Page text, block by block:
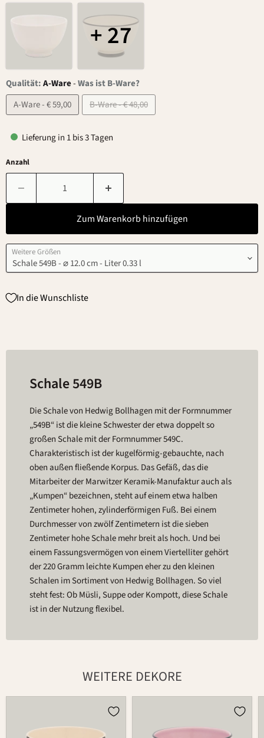
+ 27
Qualität:A-Ware-Was ist B-Ware?
A-Ware - € 59,00
B-Ware - € 48,00
Lieferung in 1 bis 3 Tagen
Anzahl
Zum Warenkorb hinzufügen
Weitere Größen
In die Wunschliste
Schale 549B
Die Schale von Hedwig Bollhagen mit der Formnummer
„549B“ ist die kleine Schwester der etwa doppelt so
großen Schale mit der Formnummer 549C.
Charakteristisch ist der kugelförmig-gebauchte, nach
oben außen fließende Korpus. Das Gefäß, das die
Mitarbeiter der Marwitzer Keramik-Manufaktur auch als
„Kumpen“ bezeichnen, steht auf einem etwa halben
Zentimeter hohen, zylinderförmigen Fuß. Bei einem
Durchmesser von zwölf Zentimetern ist die sieben
Zentimeter hohe Schale mehr breit als hoch. Und bei
einem Fassungsvermögen von einem Viertelliter gehört
der 220 Gramm leichte Kumpen eher zu den kleinen
Schalen im Sortiment von Hedwig Bollhagen. So viel
steht fest: Ob Müsli, Suppe oder Kompott, diese Schale
ist in der Nutzung flexibel.
WEITERE DEKORE